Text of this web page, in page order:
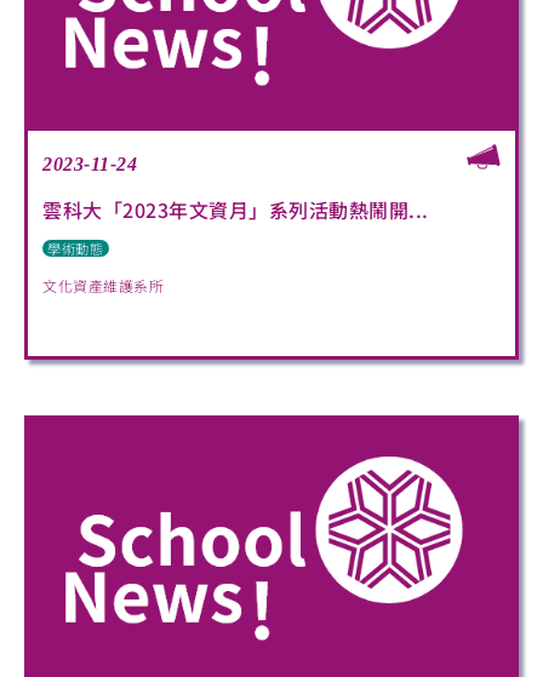
2023-11-24
雲科大「2023年文資月」系列活動熱鬧開...
學術動態
文化資產維護系所